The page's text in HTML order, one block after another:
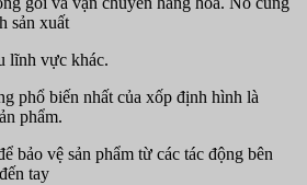
sản xuất
lĩnh vực khác.
phổ biến nhất của xốp định hình là
phẩm.
bảo vệ sản phẩm từ các tác động bên
tay